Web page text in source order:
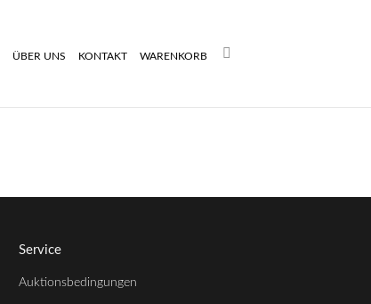
ÜBER UNS KONTAKT WARENKORB Search:
Service
Auktionsbedingungen